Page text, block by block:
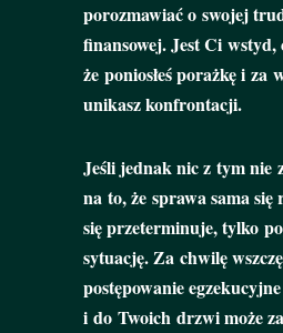
porozmawiać o swojej
finansowej. Jest Ci wstyd,
że poniosłeś porażkę i za
unikasz konfrontacji.
Jeśli jednak nic z tym nie
na to, że sprawa sama się
się przeterminuje, tylko
sytuację. Za chwilę
postępowanie egzekucyjne
i do Twoich drzwi może